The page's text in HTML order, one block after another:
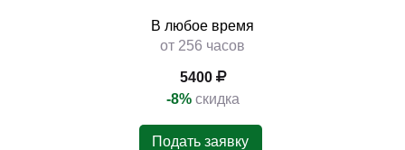
В любое время
от 256 часов
5400
-8% скидка
Подать заявку